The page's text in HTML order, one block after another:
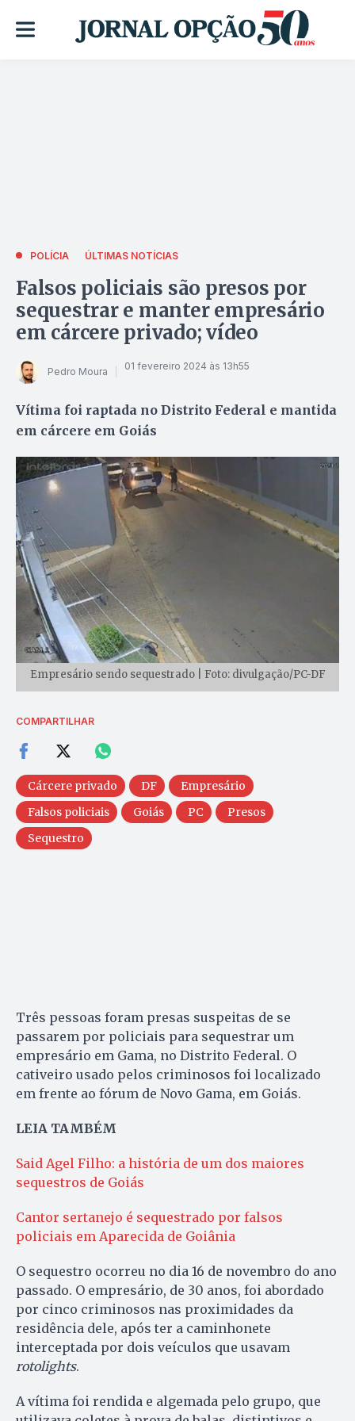
POLÍCIA ÚLTIMAS NOTÍCIAS
Falsos policiais são presos por
sequestrar e manter empresário
em cárcere privado; vídeo
Pedro Moura 01 fevereiro 2024 às 13h55
Vítima foi raptada no Distrito Federal e mantida
em cárcere em Goiás
Empresário sendo sequestrado | Foto: divulgação/PC-DF
COMPARTILHAR
Cárcere privado DF
Empresário
Falsos policiais
Goiás PC
Presos
Sequestro
Três pessoas foram presas suspeitas de se
passarem por policiais para sequestrar um
empresário em Gama, no Distrito Federal. O
cativeiro usado pelos criminosos foi localizado
em frente ao fórum de Novo Gama, em Goiás.
LEIA TAMBÉM
Said Agel Filho: a história de um dos maiores
sequestros de Goiás
Cantor sertanejo é sequestrado por falsos
policiais em Aparecida de Goiânia
O sequestro ocorreu no dia 16 de novembro do ano
passado. O empresário, de 30 anos, foi abordado
por cinco criminosos nas proximidades da
residência dele, após ter a caminhonete
interceptada por dois veículos que usavam
rotolights.
A vítima foi rendida e algemada pelo grupo, que